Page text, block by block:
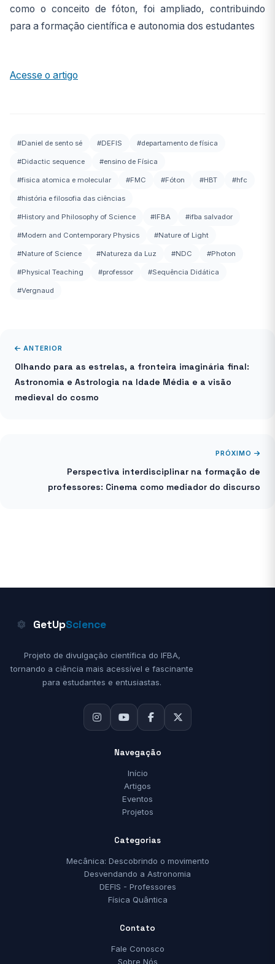
como o conceito de fóton, foi ampliado, contribuindo
para a formação científica e autonomia dos estudantes
Acesse o artigo
#Daniel de sento sé #DEFIS #departamento de física
#Didactic sequence #ensino de Física
#fisica atomica e molecular #FMC #Fóton #HBT #hfc
#história e filosofia das ciências
#History and Philosophy of Science #IFBA #ifba salvador
#Modern and Contemporary Physics #Nature of Light
#Nature of Science #Natureza da Luz #NDC #Photon
#Physical Teaching #professor #Sequência Didática
#Vergnaud
ANTERIOR
Olhando para as estrelas, a fronteira imaginária final:
Astronomia e Astrologia na Idade Média e a visão
medieval do cosmo
PRÓXIMO
Perspectiva interdisciplinar na formação de
professores: Cinema como mediador do discurso
GetUpScience
Projeto de divulgação científica do IFBA,
tornando a ciência mais acessível e fascinante
para estudantes e entusiastas.
Navegação
Início
Artigos
Eventos
Projetos
Categorias
Mecânica: Descobrindo o movimento
Desvendando a Astronomia
DEFIS - Professores
Física Quântica
Contato
Fale Conosco
Sobre Nós